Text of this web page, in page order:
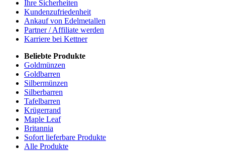
Ihre Sicherheiten
Kundenzufriedenheit
Ankauf von Edelmetallen
Partner / Affiliate werden
Karriere bei Kettner
Beliebte Produkte
Goldmünzen
Goldbarren
Silbermünzen
Silberbarren
Tafelbarren
Krügerrand
Maple Leaf
Britannia
Sofort lieferbare Produkte
Alle Produkte